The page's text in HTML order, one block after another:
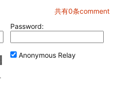
共有0条comment
Password:
Anonymous Relay